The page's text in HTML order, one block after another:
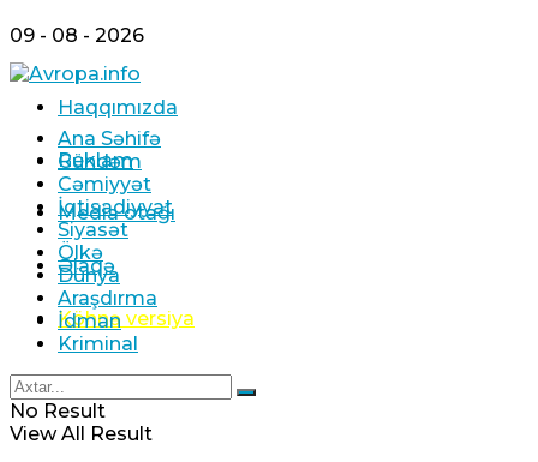
09 - 08 - 2026
Haqqımızda
Reklam
Media otağı
Əlaqə
Köhnə versiya
Ana Səhifə
Gündəm
Cəmiyyət
İqtisadiyyat
Siyasət
Ölkə
Dünya
Araşdırma
İdman
Kriminal
No Result
View All Result